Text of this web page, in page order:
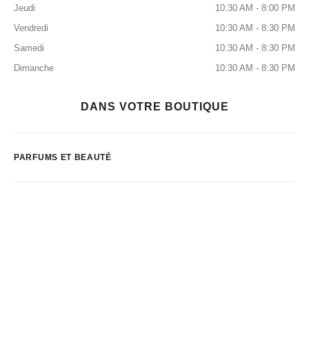
Jeudi
10:30 AM - 8:00 PM
Vendredi
10:30 AM - 8:30 PM
Samedi
10:30 AM - 8:30 PM
Dimanche
10:30 AM - 8:30 PM
DANS VOTRE BOUTIQUE
PARFUMS ET BEAUTÉ